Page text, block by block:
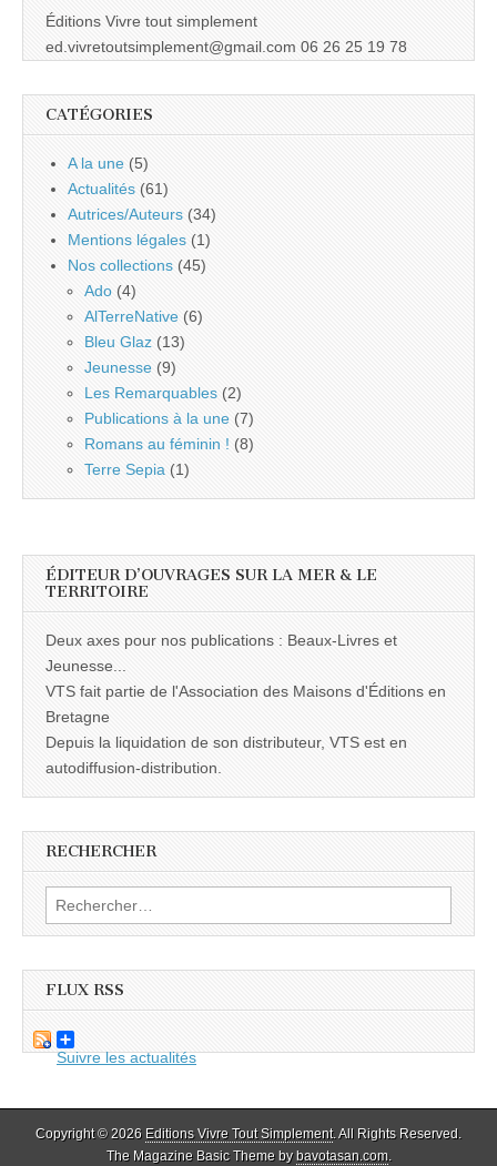
Éditions Vivre tout simplement
ed.vivretoutsimplement@gmail.com 06 26 25 19 78
CATÉGORIES
A la une (5)
Actualités (61)
Autrices/Auteurs (34)
Mentions légales (1)
Nos collections (45)
Ado (4)
AlTerreNative (6)
Bleu Glaz (13)
Jeunesse (9)
Les Remarquables (2)
Publications à la une (7)
Romans au féminin ! (8)
Terre Sepia (1)
ÉDITEUR D’OUVRAGES SUR LA MER & LE
TERRITOIRE
Deux axes pour nos publications : Beaux-Livres et
Jeunesse...
VTS fait partie de l'Association des Maisons d'Éditions en
Bretagne
Depuis la liquidation de son distributeur, VTS est en
autodiffusion-distribution.
RECHERCHER
Rechercher :
FLUX RSS
Suivre les actualités
Copyright © 2026 Editions Vivre Tout Simplement. All Rights Reserved.
The Magazine Basic Theme bybavotasan.com.